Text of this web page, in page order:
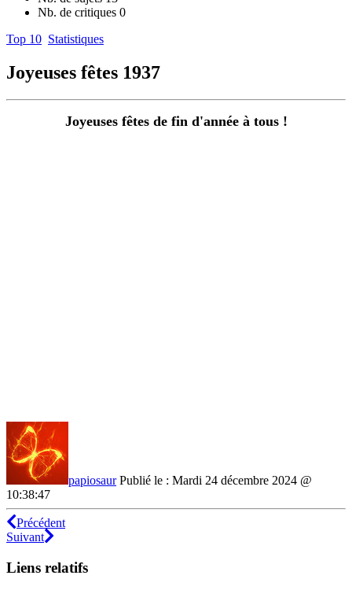
Nb. de critiques 0
Top 10 Statistiques
Joyeuses fêtes 1937
Joyeuses fêtes de fin d'année à tous !
papiosaurPublié le : Mardi 24 décembre 2024 @
10:38:47
Précédent
Suivant
Liens relatifs